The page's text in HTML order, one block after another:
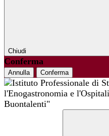
Chiudi
Conferma
Annulla Conferma